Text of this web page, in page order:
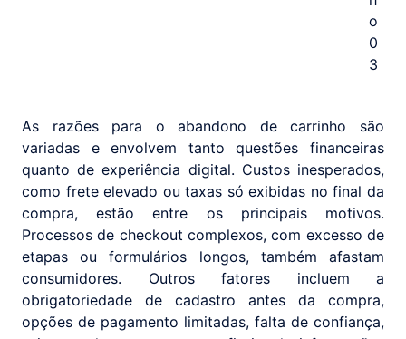
As razões para o abandono de carrinho são
variadas e envolvem tanto questões financeiras
quanto de experiência digital. Custos inesperados,
como frete elevado ou taxas só exibidas no final da
compra, estão entre os principais motivos.
Processos de checkout complexos, com excesso de
etapas ou formulários longos, também afastam
consumidores. Outros fatores incluem a
obrigatoriedade de cadastro antes da compra,
opções de pagamento limitadas, falta de confiança,